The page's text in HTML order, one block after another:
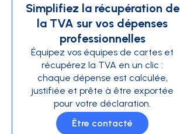
Simplifiez la récupération de
la TVA sur vos dépenses
professionnelles
Équipez vos équipes de cartes et
récupérez la TVA en un clic :
chaque dépense est calculée,
justifiée et prête à être exportée
pour votre déclaration.
Être contacté